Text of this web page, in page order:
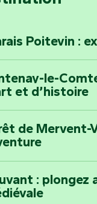
Poitevin :
le-
et d’histoire
de Mervent-
: plongez
Damvix